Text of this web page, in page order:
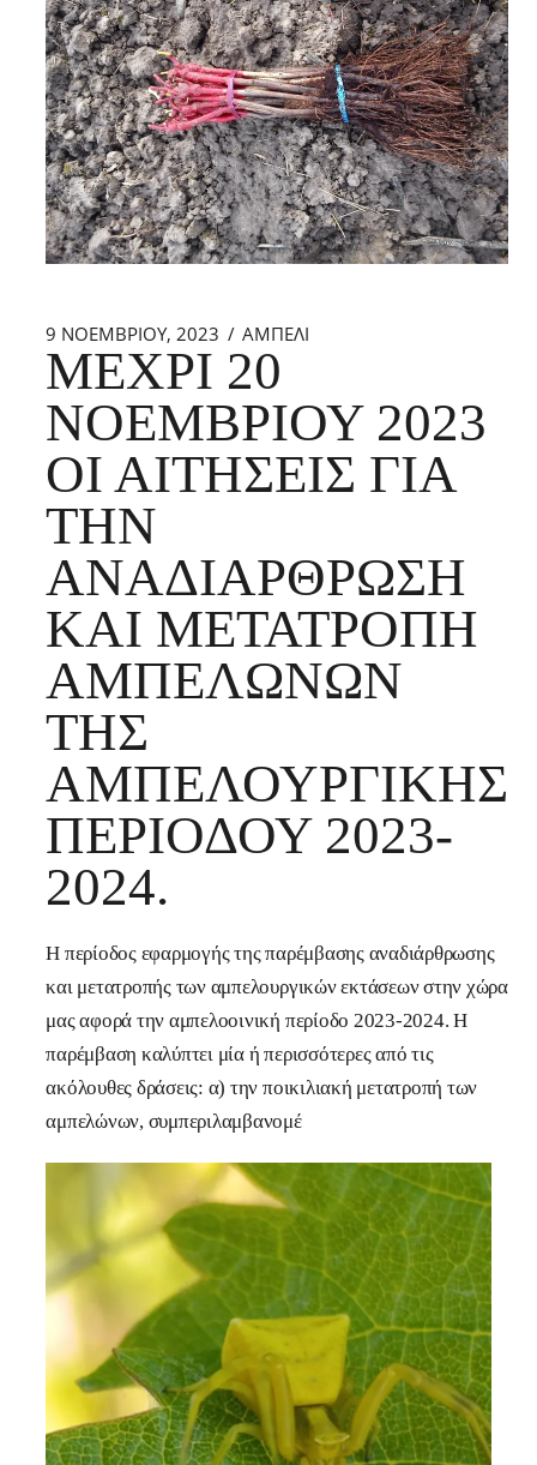
9 ΝΟΕΜΒΡΊΟΥ, 2023 ΑΜΠΕΛΙ
ΜΈΧΡΙ 20
ΝΟΕΜΒΡΊΟΥ 2023
ΟΙ ΑΙΤΉΣΕΙΣ ΓΙΑ
ΤΗΝ
ΑΝΑΔΙΆΡΘΡΩΣΗ
ΚΑΙ ΜΕΤΑΤΡΟΠΉ
ΑΜΠΕΛΏΝΩΝ
ΤΗΣ
ΑΜΠΕΛΟΥΡΓΙΚΉΣ
ΠΕΡΙΌΔΟΥ 2023-
2024.
Η περίοδος εφαρμογής της παρέμβασης αναδιάρθρωσης
και μετατροπής των αμπελουργικών εκτάσεων στην χώρα
μας αφορά την αμπελοοινική περίοδο 2023-2024. Η
παρέμβαση καλύπτει μία ή περισσότερες από τις
ακόλουθες δράσεις: α) την ποικιλιακή μετατροπή των
αμπελώνων, συμπεριλαμβανομέ